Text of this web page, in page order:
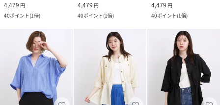
4,479 円
40ポイント(1倍)
4,479 円
40ポイント(1倍)
4,479 円
40ポイント(1倍)